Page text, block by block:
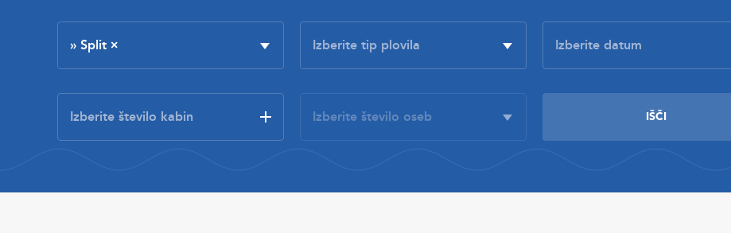
» Split ×